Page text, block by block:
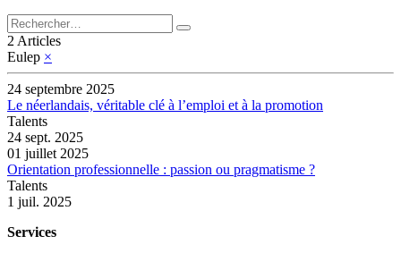
2 Articles
Eulep ×
24 septembre 2025
Le néerlandais, véritable clé à l’emploi et à la promotion
Talents
24 sept. 2025
01 juillet 2025
Orientation professionnelle : passion ou pragmatisme ?
Talents
1 juil. 2025
Services